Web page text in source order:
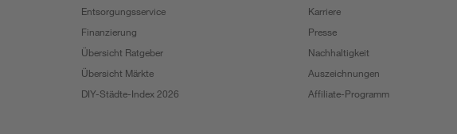
Entsorgungsservice
Finanzierung
Übersicht Ratgeber
Übersicht Märkte
DIY-Städte-Index 2026
Karriere
Presse
Nachhaltigkeit
Auszeichnungen
Affiliate-Programm